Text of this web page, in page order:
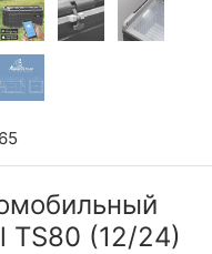
TS80 (12/24)